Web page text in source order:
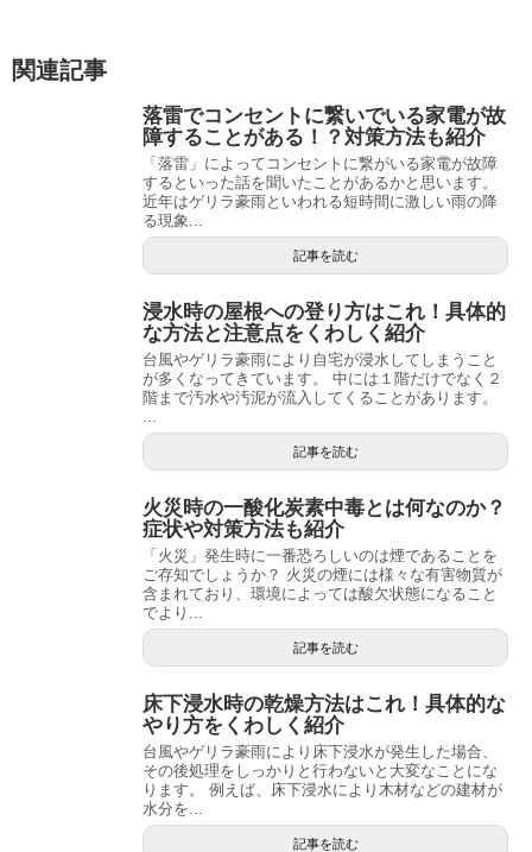
関連記事
落雷でコンセントに繋いでいる家電が故
障することがある！？対策方法も紹介
「落雷」によってコンセントに繋がいる家電が故障
するといった話を聞いたことがあるかと思います。
近年はゲリラ豪雨といわれる短時間に激しい雨の降
る現象...
記事を読む
浸水時の屋根への登り方はこれ！具体的
な方法と注意点をくわしく紹介
台風やゲリラ豪雨により自宅が浸水してしまうこと
が多くなってきています。 中には１階だけでなく２
階まで汚水や汚泥が流入してくることがあります。
...
記事を読む
火災時の一酸化炭素中毒とは何なのか？
症状や対策方法も紹介
「火災」発生時に一番恐ろしいのは煙であることを
ご存知でしょうか？ 火災の煙には様々な有害物質が
含まれており、環境によっては酸欠状態になること
でより...
記事を読む
床下浸水時の乾燥方法はこれ！具体的な
やり方をくわしく紹介
台風やゲリラ豪雨により床下浸水が発生した場合、
その後処理をしっかりと行わないと大変なことにな
ります。 例えば、床下浸水により木材などの建材が
水分を...
記事を読む